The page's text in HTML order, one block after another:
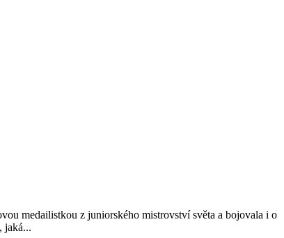
medailistkou z juniorského mistrovství světa a bojovala i o
jaká...